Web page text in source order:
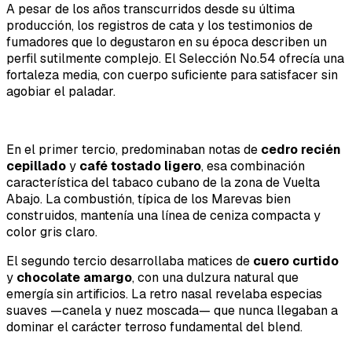
A pesar de los años transcurridos desde su última
producción, los registros de cata y los testimonios de
fumadores que lo degustaron en su época describen un
perfil sutilmente complejo. El Selección No.54 ofrecía una
fortaleza media, con cuerpo suficiente para satisfacer sin
agobiar el paladar.
En el primer tercio, predominaban notas de cedro recién
cepilladoy café tostado ligero, esa combinación
característica del tabaco cubano de la zona de Vuelta
Abajo. La combustión, típica de los Marevas bien
construidos, mantenía una línea de ceniza compacta y
color gris claro.
El segundo tercio desarrollaba matices de cuero curtido
y chocolate amargo, con una dulzura natural que
emergía sin artificios. La retro nasal revelaba especias
suaves —canela y nuez moscada— que nunca llegaban a
dominar el carácter terroso fundamental del blend.